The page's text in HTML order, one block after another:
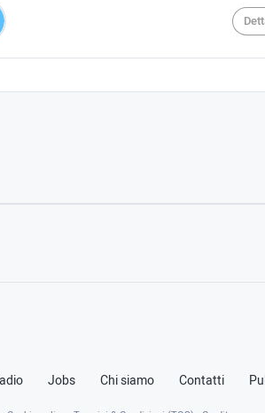
Jobs Chi siamo Contatti